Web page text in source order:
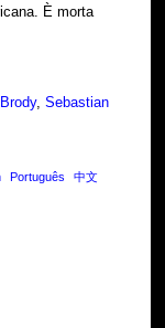
È morta
,Sebastian
Português 中文